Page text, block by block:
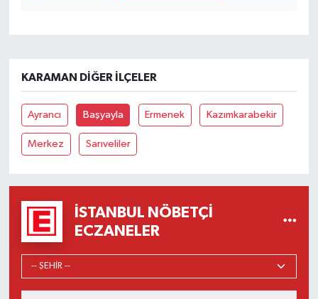
KARAMAN DIĞER İLÇELER
Ayrancı Başyayla Ermenek Kazımkarabekir
Merkez Sarıveliler
İSTANBUL NÖBETÇI
ECZANELER